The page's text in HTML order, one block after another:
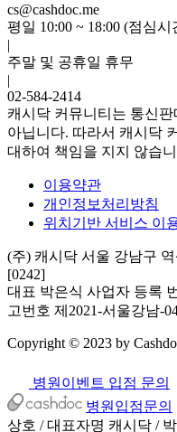
cs@cashdoc.me
평일 10:00 ~ 18:00 (점심시
|
주말 및 공휴일 휴무
|
02-584-2414
캐시닥 커뮤니티는 통신
아닙니다. 따라서 캐시닥
대하여 책임을 지지 않습
이용약관
개인정보처리방침
위치기반 서비스 이
(주) 캐시닥 서울 강남구
[0242]
대표 박은식 사업자 등록
고번호 제2021-서울강남-
Copyright © 2023 by
병원이벤트 입점 문의
병원입점문의
상호 / 대표자명 캐시닥 /